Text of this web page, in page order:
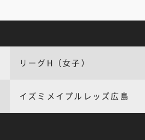
リーグH（女子）
イズミメイプルレッズ広島